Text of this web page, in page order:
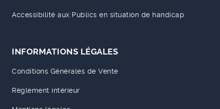
Accessibilité aux Publics en situation de handicap
INFORMATIONS LÉGALES
Conditions Générales de Vente
Règlement intérieur